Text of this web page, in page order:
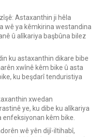
Astaxanthin ji hêla
wê ya kêmkirina westandina
û alîkariya başbûna bilez
ku astaxanthin dikare bibe
xwînê kêm bike û asta
ku beşdarî tenduristiya
xwedan
ye, ku dibe ku alîkariya
enfeksiyonan kêm bike.
wê yên dijî-iltihabî,